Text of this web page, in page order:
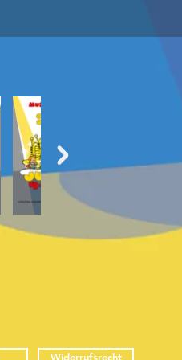
Widerrufsrecht